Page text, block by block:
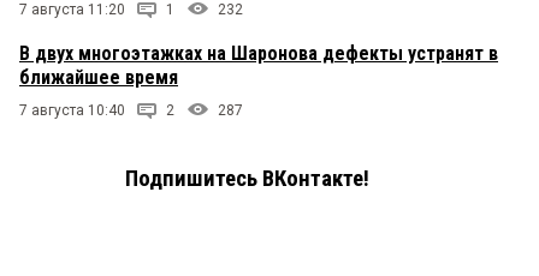
7 августа 11:20 1 232
В двух многоэтажках на Шаронова дефекты устранят в
ближайшее время
7 августа 10:40 2 287
Подпишитесь ВКонтакте!